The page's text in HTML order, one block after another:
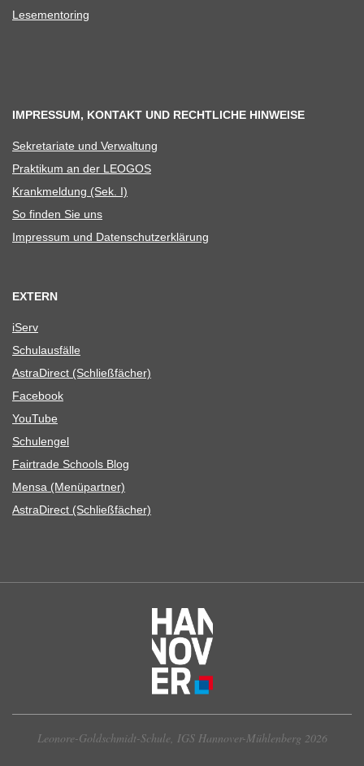
Lese­men­to­ring
IMPRESSUM, KONTAKT UND RECHTLICHE HINWEISE
Sekre­ta­riate und Verwaltung
Prak­ti­kum an der LEOGOS
Krank­mel­dung (Sek. I)
So fin­den Sie uns
Impres­sum und Datenschutzerklärung
EXTERN
iServ
Schul­aus­fälle
Astra­Di­rect (Schließ­fä­cher)
Face­book
You­Tube
Schul­en­gel
Fair­trade Schools Blog
Mensa (Menü­part­ner)
Astra­Di­rect (Schließ­fä­cher)
Leonore-Goldschmidt-Schule, IGS Hannover-Mühlenberg 2026